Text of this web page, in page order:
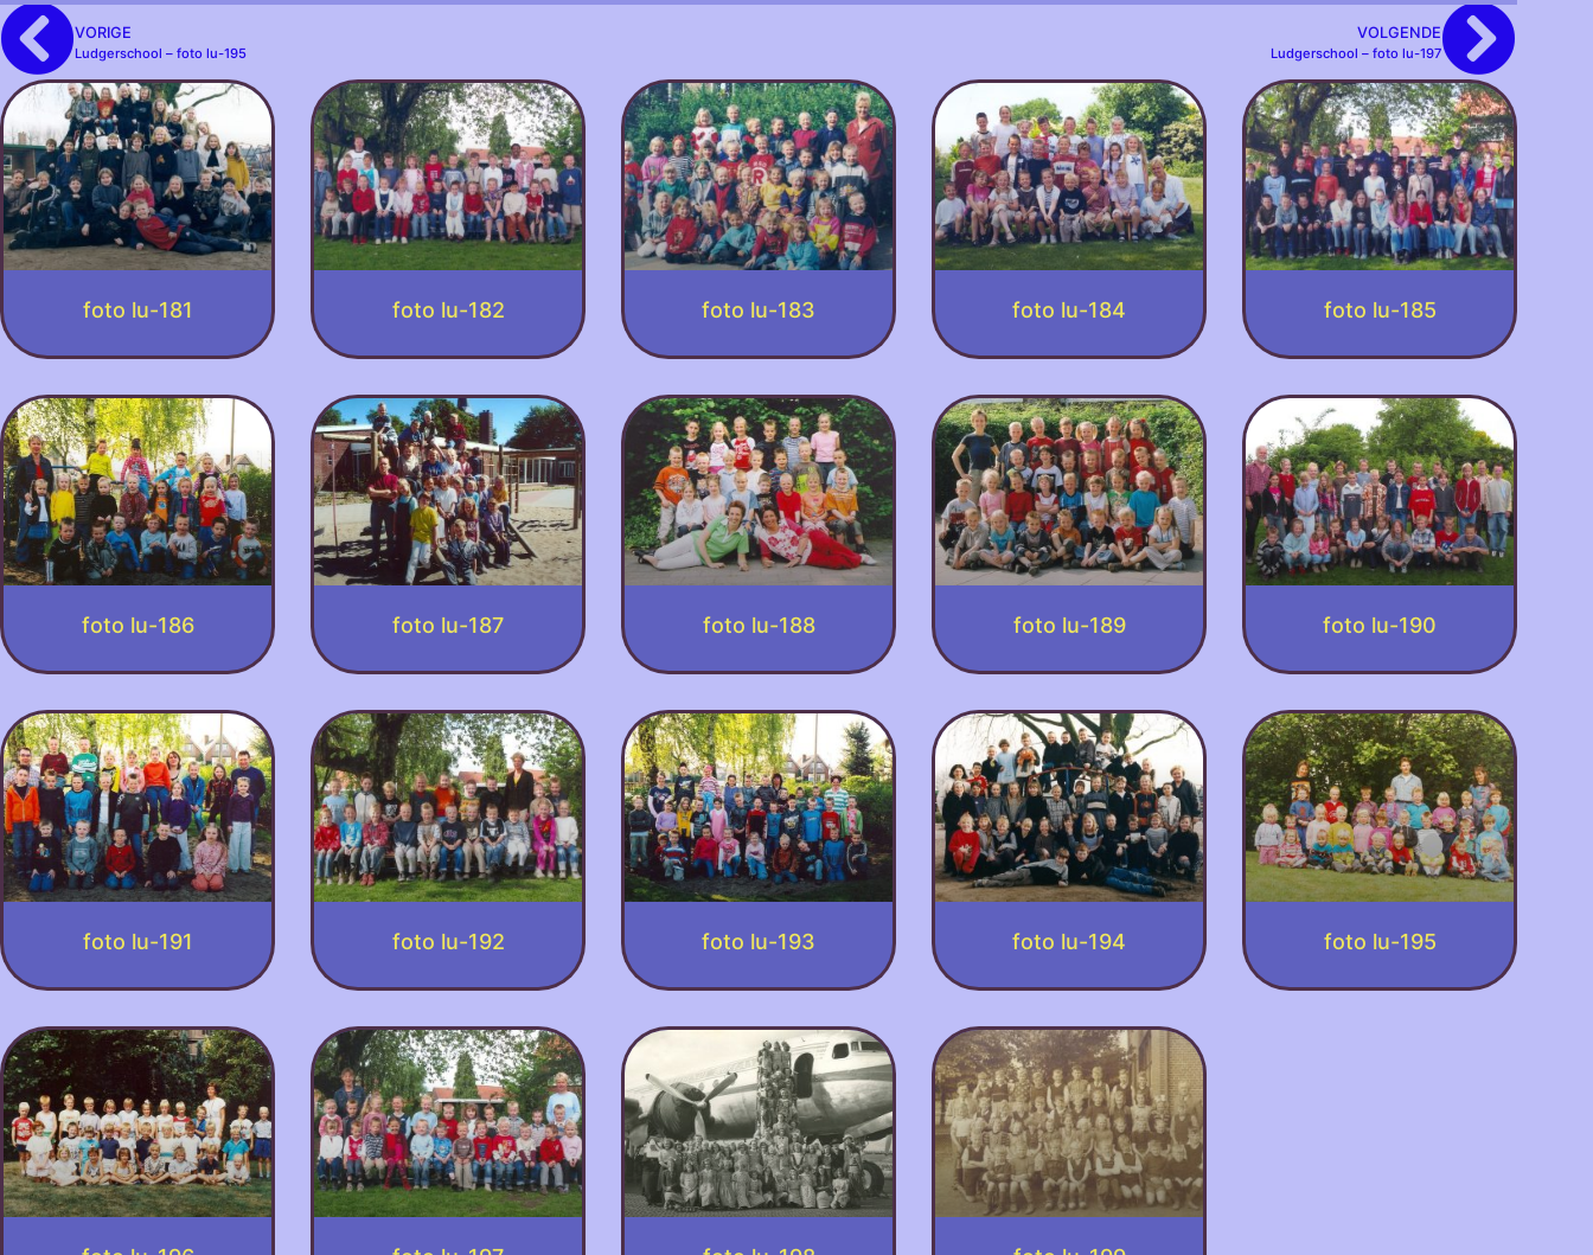
VORIGE
Ludgerschool – foto lu-195
VOLGENDE
Ludgerschool – foto lu-197
foto lu-181 foto lu-182 foto lu-183 foto lu-184 foto lu-185
foto lu-186 foto lu-187 foto lu-188 foto lu-189 foto lu-190
foto lu-191 foto lu-192 foto lu-193 foto lu-194 foto lu-195